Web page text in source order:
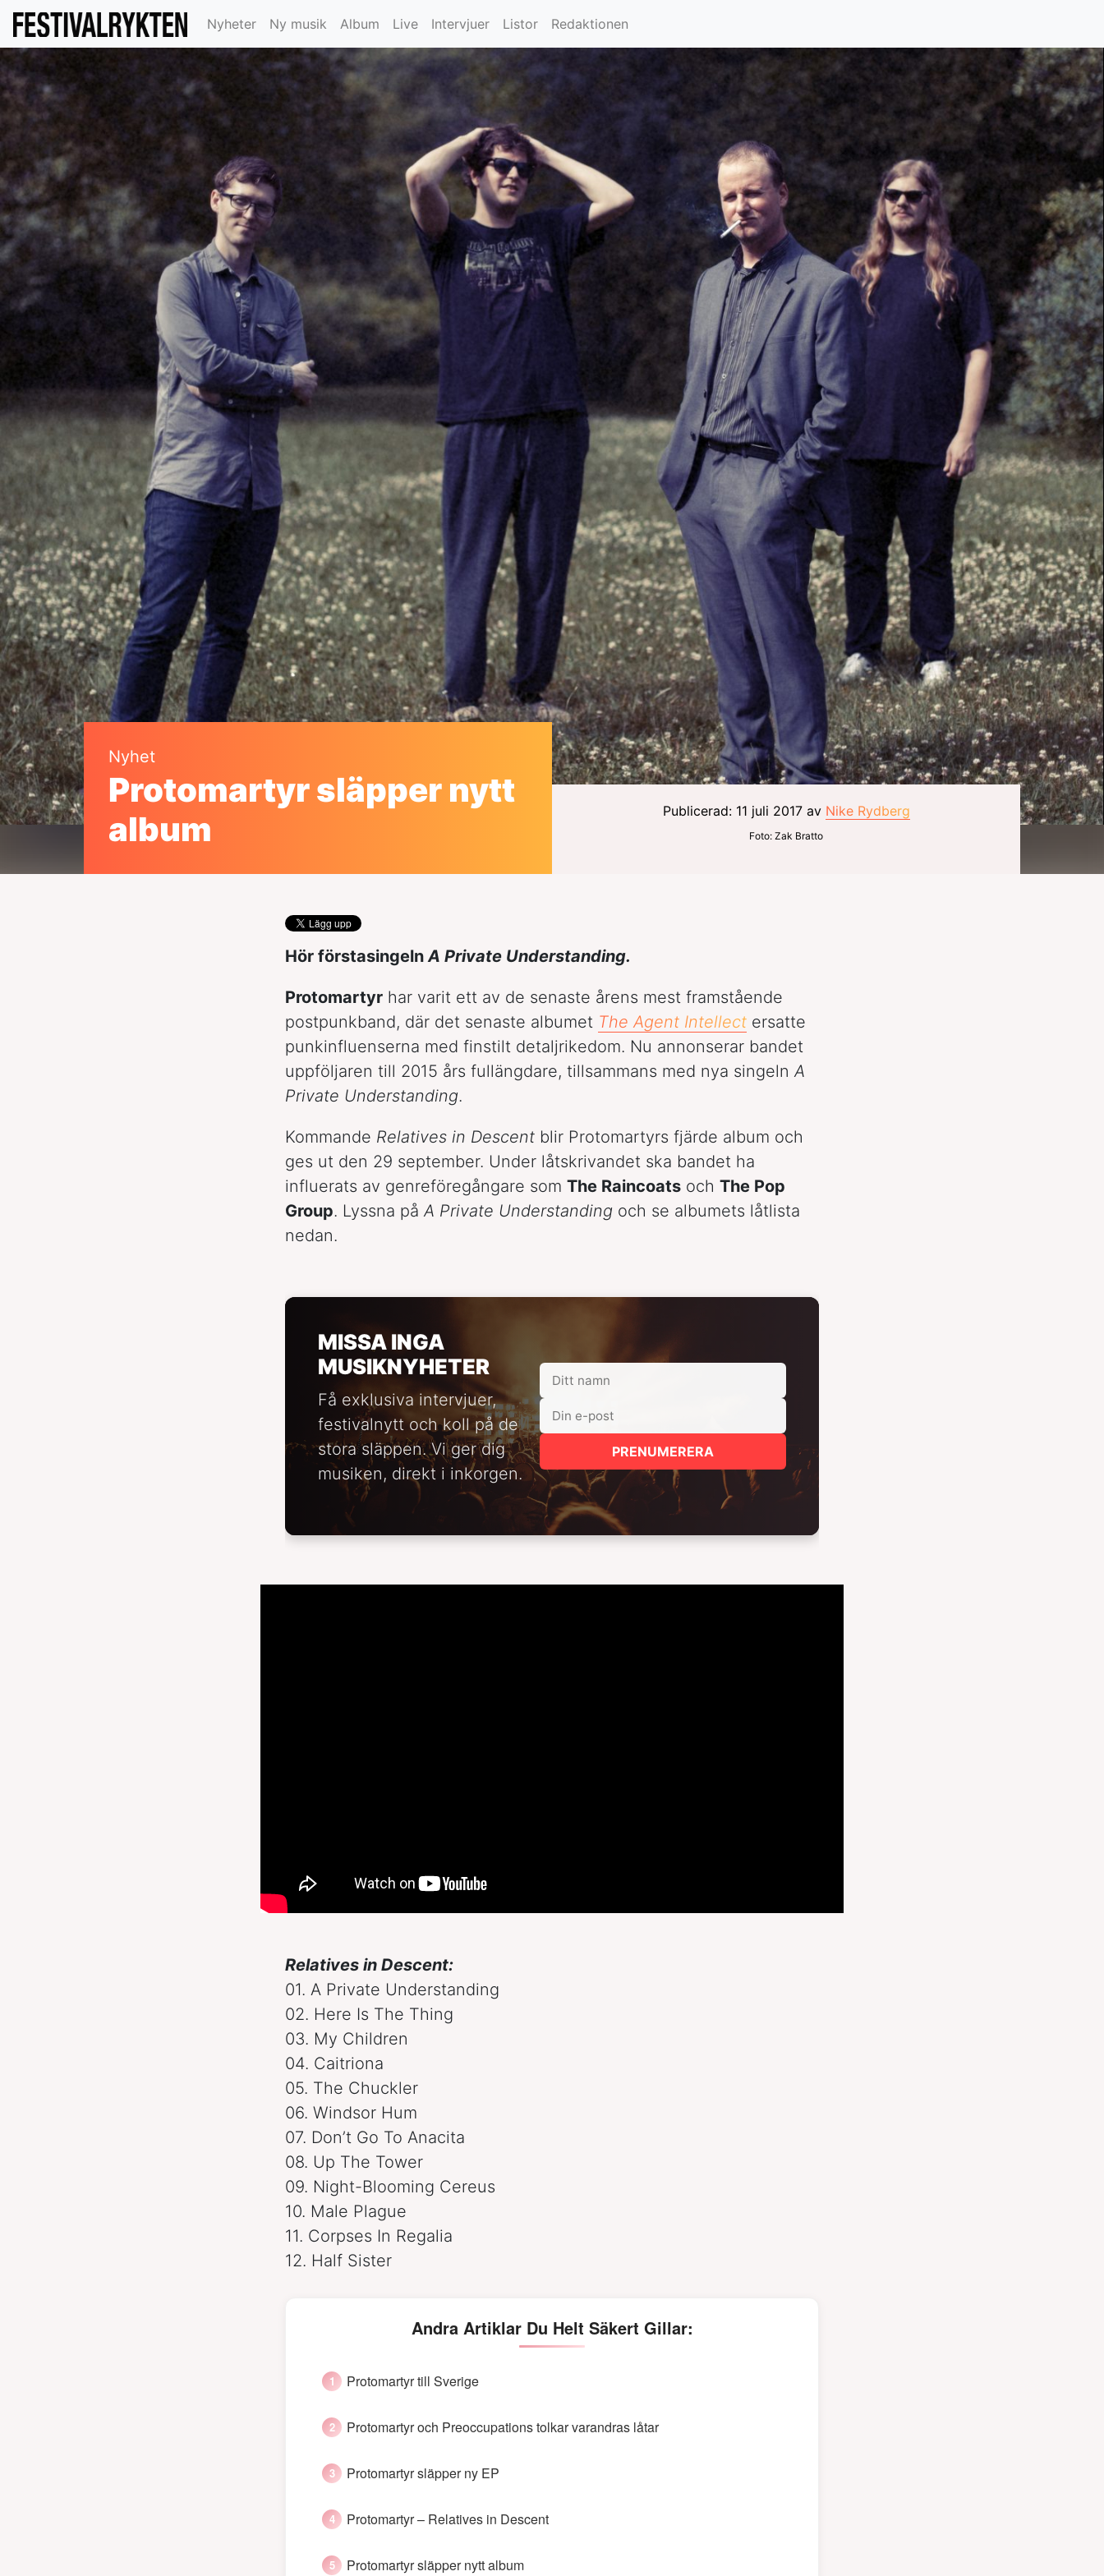
Nyheter Ny musik Album Live Intervjuer Listor Redaktionen
Nyhet
Protomartyr släpper nytt
album
Publicerad: 11 juli 2017 av Nike Rydberg
Foto: Zak Bratto
Hör förstasingelnA Private Understanding.
Protomartyr har varit ett av de senaste årens mest framstående
postpunkband, där det senaste albumet The Agent Intellect ersatte
punkinfluenserna med finstilt detaljrikedom. Nu annonserar bandet
uppföljaren till 2015 års fullängdare, tillsammans med nya singelnA
Private Understanding.
Kommande Relatives in Descent blir Protomartyrs fjärde album och
ges ut den 29 september. Under låtskrivandet ska bandet ha
influerats av genreföregångare som The Raincoats och The Pop
Group. Lyssna påA Private Understanding och se albumets låtlista
nedan.
MISSA INGA
MUSIKNYHETER
Få exklusiva intervjuer,
festivalnytt och koll på de
stora släppen. Vi ger dig
musiken, direkt i inkorgen.
PRENUMERERA
Relatives in Descent:
01. A Private Understanding
02. Here Is The Thing
03. My Children
04. Caitriona
05. The Chuckler
06. Windsor Hum
07. Don’t Go To Anacita
08. Up The Tower
09. Night-Blooming Cereus
10. Male Plague
11. Corpses In Regalia
12. Half Sister
Andra Artiklar Du Helt Säkert Gillar:
Protomartyr till Sverige
Protomartyr och Preoccupations tolkar varandras låtar
Protomartyr släpper ny EP
Protomartyr – Relatives in Descent
Protomartyr släpper nytt album